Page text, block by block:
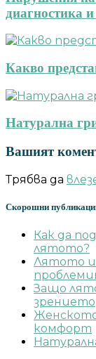
диагностика
Какво
Натурална
Вашият
Трябва да
Скорошни
Как да
лятото?
Лятото и
Защо
зрението
комфорт